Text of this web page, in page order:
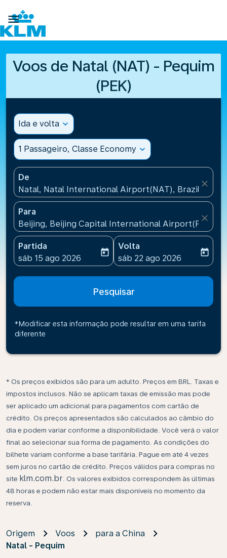

Voos de Natal (NAT) - Pequim
(PEK)
Ida e volta expand_more
1 Passageiro, Classe Economy expand_more
De
Natal, Natal International Airport(NAT), Brazil
close
Para
Beijing, Beijing Capital International Airport(PEK),
close
Partida
fc-booking-departure-date-aria-label
sáb 15 ago 2026
today
Volta
fc-booking-return-date-
sáb 22 ago 2026
today
Pesquisar
*Modificar esta informação pode resultar em uma tarifa
diferente
* Os preços exibidos são para um adulto. Preços em BRL. Taxas e
impostos inclusos. Não se aplicam taxas de emissão mas pode
ser aplicado um adicional para pagamentos com cartão de
crédito. Os preços apresentados são calculados ao câmbio do
dia e podem variar conforme a disponibilidade. Você verá o valor
final ao selecionar sua forma de pagamento. As condições do
bilhete variam conforme a base tarifária. Pague em até 4 vezes
sem juros no cartão de crédito. Preços válidos para compras no
site klm.com.br . Os valores exibidos correspondem às últimas
48 horas e podem não estar mais disponíveis no momento da
reserva.
Origem Voos
para a China
Natal - Pequim